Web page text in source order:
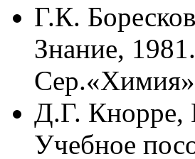
Г.К.
Знание,
Д.Г. Кнорре,
Учебное